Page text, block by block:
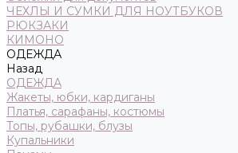
ЧЕХЛЫ И СУМКИ ДЛЯ НОУТБУКОВ
РЮКЗАКИ
КИМОНО
ОДЕЖДА
Назад
ОДЕЖДА
Жакеты, юбки, кардиганы
Платья, сарафаны, костюмы
Топы, рубашки, блузы
Купальники